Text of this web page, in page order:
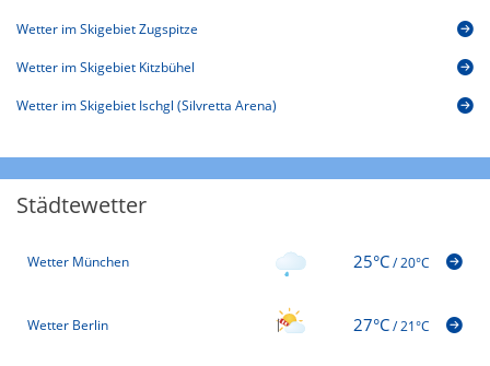
Wetter im Skigebiet Zugspitze
Wetter im Skigebiet Kitzbühel
Wetter im Skigebiet Ischgl (Silvretta Arena)
Städtewetter
Wetter München 25°C/20°C
Wetter Berlin 27°C/21°C